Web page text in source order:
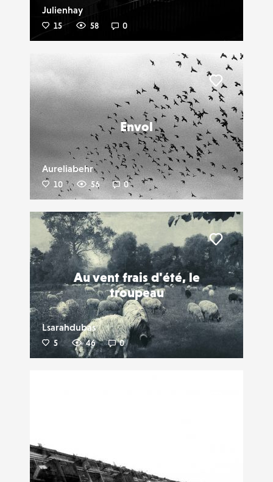
Julienhay
15 58 0
Envol
Aureliabehr
10 56 0
Liker
Au vent frais d'été, le
troupeau
Lsarahdubas
5 46 0
Liker